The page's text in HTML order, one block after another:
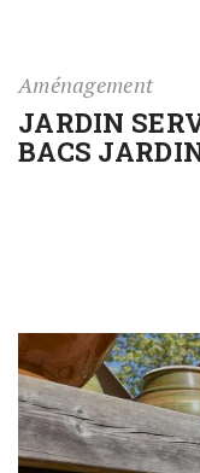
Aménagement
JARDIN
BACS